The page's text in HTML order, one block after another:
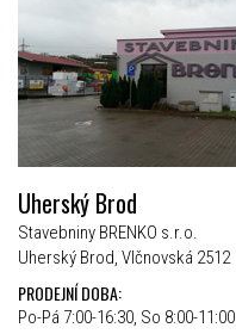
Uherský Brod
Stavebniny BRENKO s.r.o.
Uherský Brod, Vlčnovská 2512
PRODEJNÍ DOBA:
Po-Pá 7:00-16:30, So 8:00-11:00